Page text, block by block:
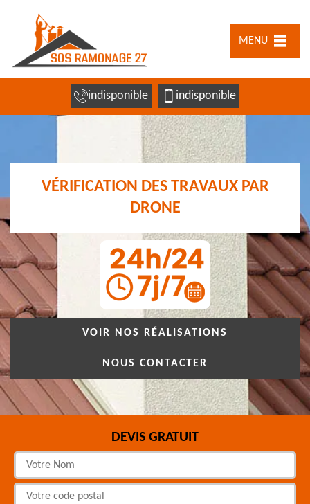
MENU
indisponible indisponible
VÉRIFICATION DES TRAVAUX PAR
DRONE
VOIR NOS RÉALISATIONS
NOUS CONTACTER
DEVIS GRATUIT